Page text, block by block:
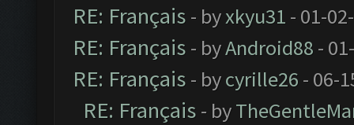
RE: Français - byxkyu31 - 01-
RE: Français - byAndroid88 -
RE: Français - bycyrille26 - 06-
RE: Français - by